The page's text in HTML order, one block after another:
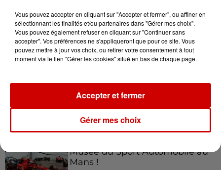
Jeux Voir plus
Festival du Roi Arthur 2026 !
Musée du Sport Automobile au
Mans !
Vous pouvez accepter en cliquant sur "Accepter et fermer", ou affiner en
sélectionnant les finalités et/ou partenaires dans "Gérer mes choix".
Vous pouvez également refuser en cliquant sur "Continuer sans
accepter". Vos préférences ne s'appliqueront que pour ce site. Vous
pouvez mettre à jour vos choix, ou retirer votre consentement à tout
moment via le lien "Gérer les cookies" situé en bas de chaque page.
Gérer mes choix
Accepter et fermer